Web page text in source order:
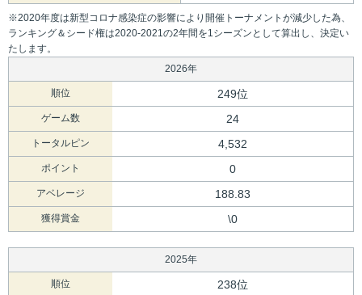
※2020年度は新型コロナ感染症の影響により開催トーナメントが減少した為、
ランキング＆シード権は2020-2021の2年間を1シーズンとして算出し、決定い
たします。
2026年
順位 249位
ゲーム数 24
トータルピン 4,532
ポイント 0
アベレージ 188.83
獲得賞金 \0
2025年
順位 238位